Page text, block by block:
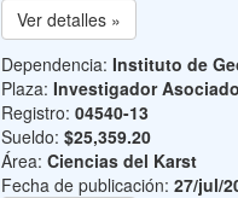
Ver detalles »
Dependencia: Instituto de
Plaza: Investigador
Registro: 04540-13
Sueldo: $25,359.20
Área: Ciencias del Karst
Fecha de publicación: 27/jul/